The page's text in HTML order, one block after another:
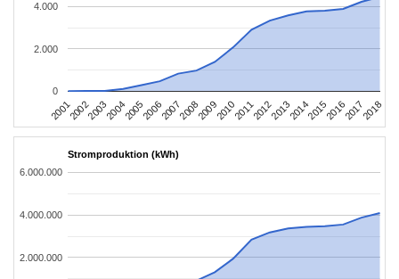
200120022003200420052006200720082009201020112012201320142015201620172018
0
2.000
4.000
Stromproduktion (kWh)
2.000.000
4.000.000
6.000.000